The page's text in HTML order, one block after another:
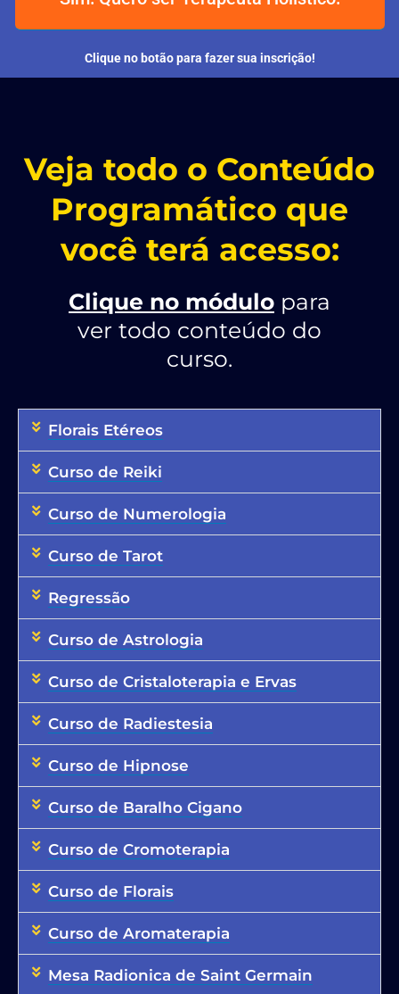
Clique no botão para fazer sua inscrição!
Veja todo o Conteúdo
Programático que
você terá acesso:
Clique no módulo para
ver todo conteúdo do
curso.
Florais Etéreos
Curso de Reiki
Curso de Numerologia
Curso de Tarot
Regressão
Curso de Astrologia
Curso de Cristaloterapia e Ervas
Curso de Radiestesia
Curso de Hipnose
Curso de Baralho Cigano
Curso de Cromoterapia
Curso de Florais
Curso de Aromaterapia
Mesa Radionica de Saint Germain